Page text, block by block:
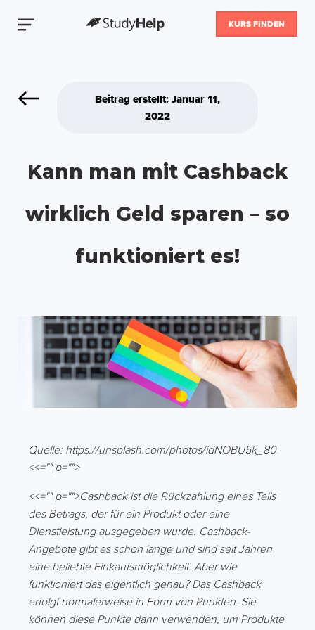
KURS FINDEN
Beitrag erstellt: Januar 11,
2022
Kann man mit Cashback
wirklich Geld sparen – so
funktioniert es!
Quelle: https://unsplash.com/photos/idNOBU5k_80
<<="" p="">
<<="" p="">Cashback ist die Rückzahlung eines Teils
des Betrags, der für ein Produkt oder eine
Dienstleistung ausgegeben wurde. Cashback-
Angebote gibt es schon lange und sind seit Jahren
eine beliebte Einkaufsmöglichkeit. Aber wie
funktioniert das eigentlich genau? Das Cashback
erfolgt normalerweise in Form von Punkten. Sie
können diese Punkte dann verwenden, um Produkte